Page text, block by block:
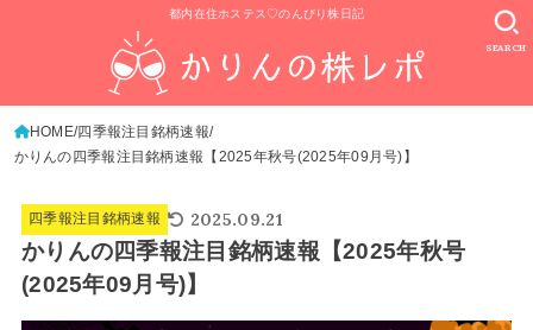
都内在住ホステス♡のんびり株日記
SEARCH
HOME 四季報注目銘柄速報
かりんの四季報注目銘柄速報【2025年秋号(2025年09月号)】
四季報注目銘柄速報 2025.09.21
かりんの四季報注目銘柄速報【2025年秋号
(2025年09月号)】